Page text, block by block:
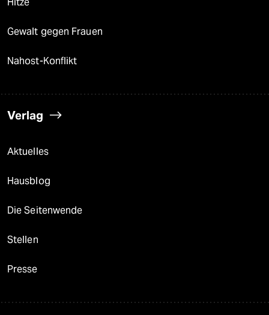
Gewalt gegen Frauen
Nahost-Konflikt
Verlag
Aktuelles
Hausblog
Die Seitenwende
Stellen
Presse